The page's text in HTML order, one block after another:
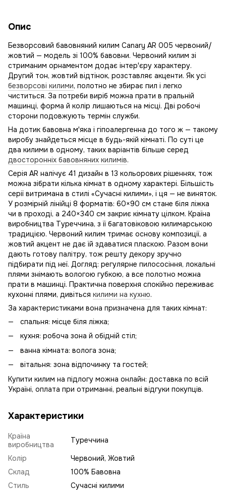
Опис
Безворсовий бавовняний килим Canary AR 005 червоний/
жовтий — модель зі 100% бавовни. Червоний килим зі
стриманим орнаментом додає інтер'єру характеру.
Другий тон, жовтий відтінок, розставляє акценти. Як усі
безворсові килими, полотно не збирає пил і легко
чиститься. За потреби виріб можна прати в пральній
машинці, форма й колір лишаються на місці. Дві робочі
сторони подовжують термін служби.
На дотик бавовна м'яка і гіпоалергенна до того ж — такому
виробу знайдеться місце в будь-якій кімнаті. По суті це
два килими в одному, таких варіантів більше серед
двосторонніх бавовняних килимів.
Серія AR налічує 41 дизайн в 13 кольорових рішеннях, тож
можна зібрати кілька кімнат в одному характері. Більшість
серії витримана в стилі «Сучасні килими», і ця — не виняток.
У розмірній лінійці 8 форматів: 60×90 см стане біля ліжка
чи в проході, а 240×340 см закриє кімнату цілком. Країна
виробництва Туреччина, з її багатовіковою килимарською
традицією. Червоний килим тримає основу композиції, а
жовтий акцент не дає їй здаватися пласкою. Разом вони
дають готову палітру, тож решту декору зручно
підбирати під неї. Догляд: регулярне пилососіння, локальні
плями знімають вологою губкою, а все полотно можна
прати в машинці. Практична поверхня спокійно переживає
кухонні плями, дивіться килими на кухню.
За характеристиками вона призначена для таких кімнат:
спальня: місце біля ліжка;
кухня: робоча зона й обідній стіл;
ванна кімната: волога зона;
вітальня: зона відпочинку та гостей;
Купити килим на підлогу можна онлайн: доставка по всій
Україні, оплата при отриманні, реальні відгуки покупців.
Характеристики
Країна
виробництва
Туреччина
Колір
Червоний, Жовтий
Склад
100% Бавовна
Стиль
Сучасні килими